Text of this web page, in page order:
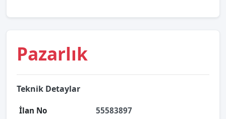
Pazarlık
Teknik Detaylar
İlan No 55583897